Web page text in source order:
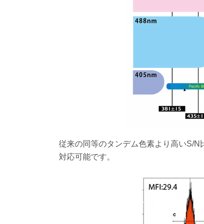
従来の同等のタンデム色素より高いS/
対応可能です。